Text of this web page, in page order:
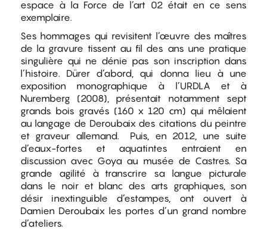
espace à la Force de l’art 02 était en ce sens
exemplaire.
Ses hommages qui revisitent l’œuvre des maîtres
de la gravure tissent au fil des ans une pratique
singulière qui ne dénie pas son inscription dans
l’histoire. Dürer d’abord, qui donna lieu à une
exposition monographique à l’URDLA et à
Nuremberg (2008), présentait notamment sept
grands bois gravés (160 x 120 cm) qui mêlaient
au langage de Deroubaix des citations du peintre
et graveur allemand. Puis, en 2012, une suite
d’eaux-fortes et aquatintes entraient en
discussion avec Goya au musée de Castres. Sa
grande agilité à transcrire sa langue picturale
dans le noir et blanc des arts graphiques, son
désir inextinguible d’estampes, ont ouvert à
Damien Deroubaix les portes d’un grand nombre
d’ateliers.